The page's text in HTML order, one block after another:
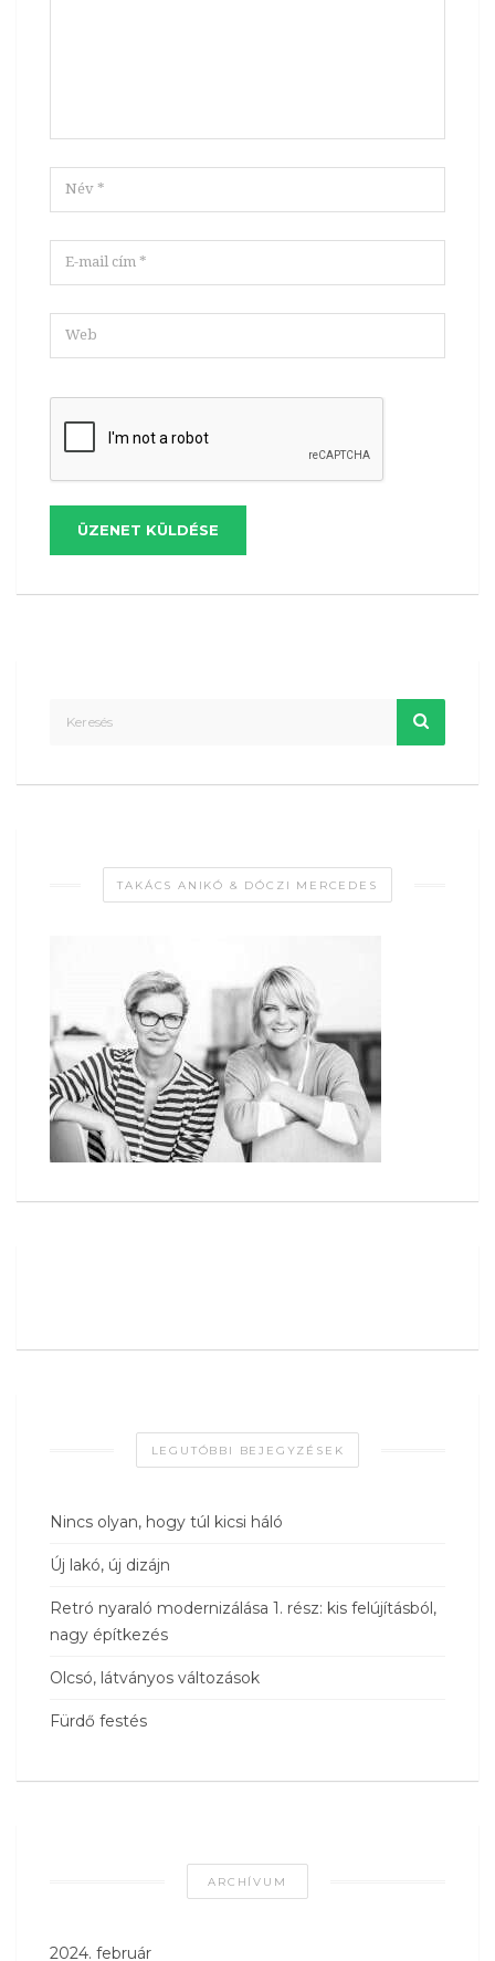
ÜZENET KÜLDÉSE
TAKÁCS ANIKÓ & DÓCZI MERCEDES
LEGUTÓBBI BEJEGYZÉSEK
Nincs olyan, hogy túl kicsi háló
Új lakó, új dizájn
Retró nyaraló modernizálása 1. rész: kis felújításból,
nagy építkezés
Olcsó, látványos változások
Fürdő festés
ARCHÍVUM
2024. február